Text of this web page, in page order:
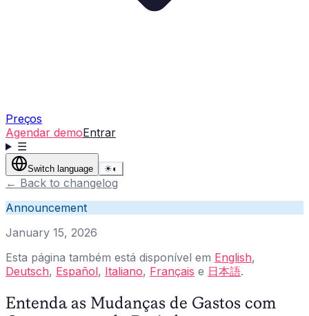
Preços
Agendar demoEntrar
☰
Switch language ☀◐
← Back to changelog
Announcement
January 15, 2026
Esta página também está disponível em English,
Deutsch, Español, Italiano, Français e 日本語.
Entenda as Mudanças de Gastos com